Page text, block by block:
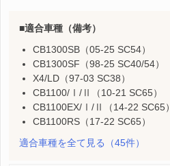
適合車種（備考）
CB1300SB（05-25 SC54）
CB1300SF（98-25 SC40/54）
X4/LD（97-03 SC38）
CB1100/Ⅰ/Ⅱ（10-21 SC65）
CB1100EX/Ⅰ/Ⅱ（14-22 SC65）
CB1100RS（17-22 SC65）
適合車種を全て見る
（45件）